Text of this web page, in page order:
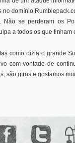
domínio
Não se perderam os
a todos os que tinham
como dizia o grande
com vontade de
são giros e gostamos